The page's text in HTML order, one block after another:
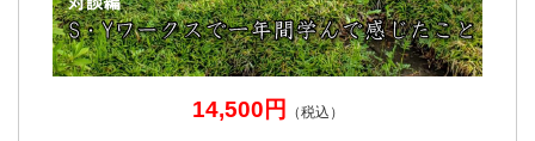
14,500円 （税込）